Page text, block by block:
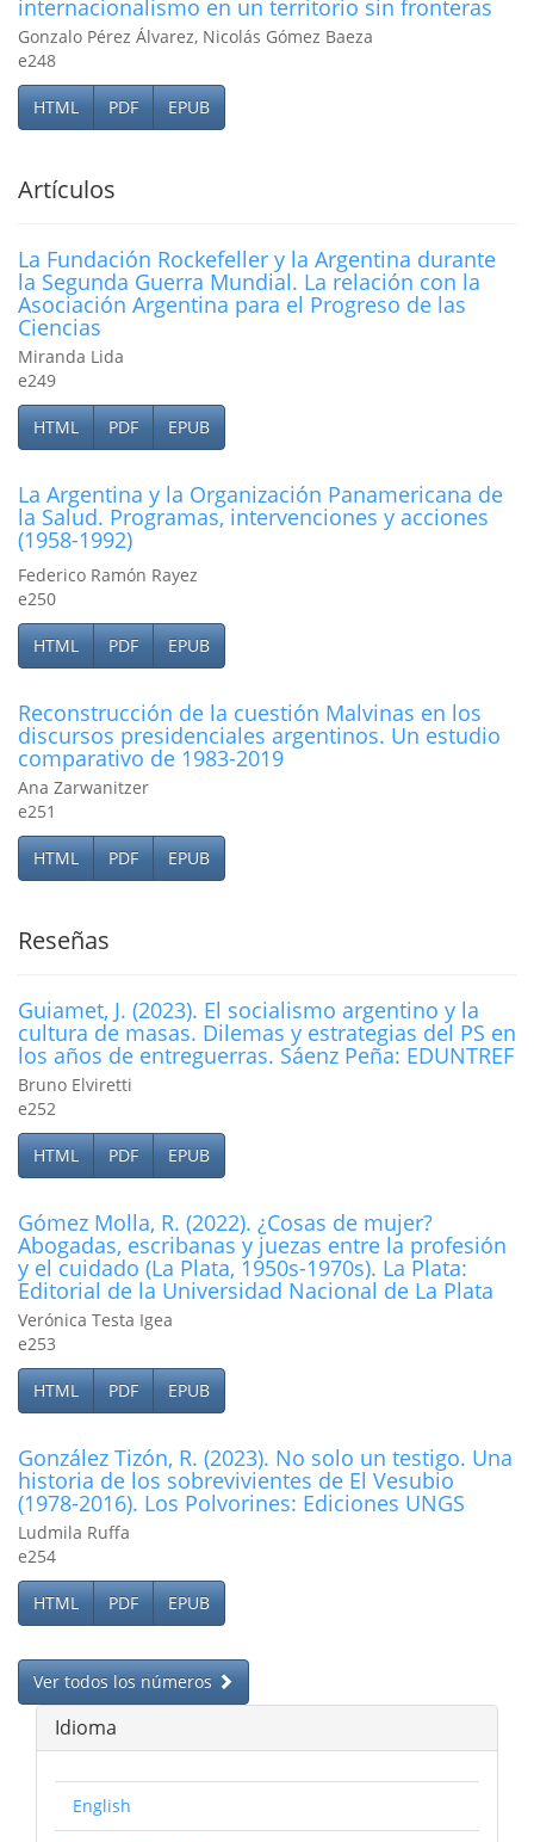
internacionalismo en un territorio sin fronteras
Gonzalo Pérez Álvarez, Nicolás Gómez Baeza
e248
HTML PDF EPUB
Artículos
La Fundación Rockefeller y la Argentina durante
la Segunda Guerra Mundial. La relación con la
Asociación Argentina para el Progreso de las
Ciencias
Miranda Lida
e249
HTML PDF EPUB
La Argentina y la Organización Panamericana de
la Salud. Programas, intervenciones y acciones
(1958-1992)
Federico Ramón Rayez
e250
HTML PDF EPUB
Reconstrucción de la cuestión Malvinas en los
discursos presidenciales argentinos. Un estudio
comparativo de 1983-2019
Ana Zarwanitzer
e251
HTML PDF EPUB
Reseñas
Guiamet, J. (2023). El socialismo argentino y la
cultura de masas. Dilemas y estrategias del PS en
los años de entreguerras. Sáenz Peña: EDUNTREF
Bruno Elviretti
e252
HTML PDF EPUB
Gómez Molla, R. (2022). ¿Cosas de mujer?
Abogadas, escribanas y juezas entre la profesión
y el cuidado (La Plata, 1950s-1970s). La Plata:
Editorial de la Universidad Nacional de La Plata
Verónica Testa Igea
e253
HTML PDF EPUB
González Tizón, R. (2023). No solo un testigo. Una
historia de los sobrevivientes de El Vesubio
(1978-2016). Los Polvorines: Ediciones UNGS
Ludmila Ruffa
e254
HTML PDF EPUB
Ver todos los números
Idioma
English